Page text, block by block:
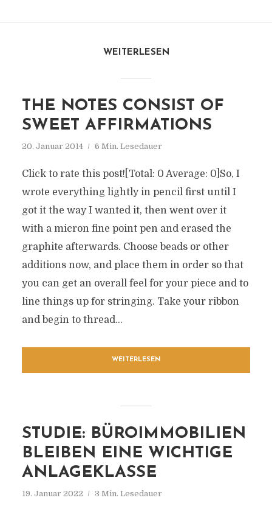
WEITERLESEN
THE NOTES CONSIST OF
SWEET AFFIRMATIONS
20. Januar 2014 6 Min. Lesedauer
Click to rate this post![Total: 0 Average: 0]So, I
wrote everything lightly in pencil first until I
got it the way I wanted it, then went over it
with a micron fine point pen and erased the
graphite afterwards. Choose beads or other
additions now, and place them in order so that
you can get an overall feel for your piece and to
line things up for stringing. Take your ribbon
and begin to thread...
WEITERLESEN
STUDIE: BÜROIMMOBILIEN
BLEIBEN EINE WICHTIGE
ANLAGEKLASSE
19. Januar 2022 3 Min. Lesedauer